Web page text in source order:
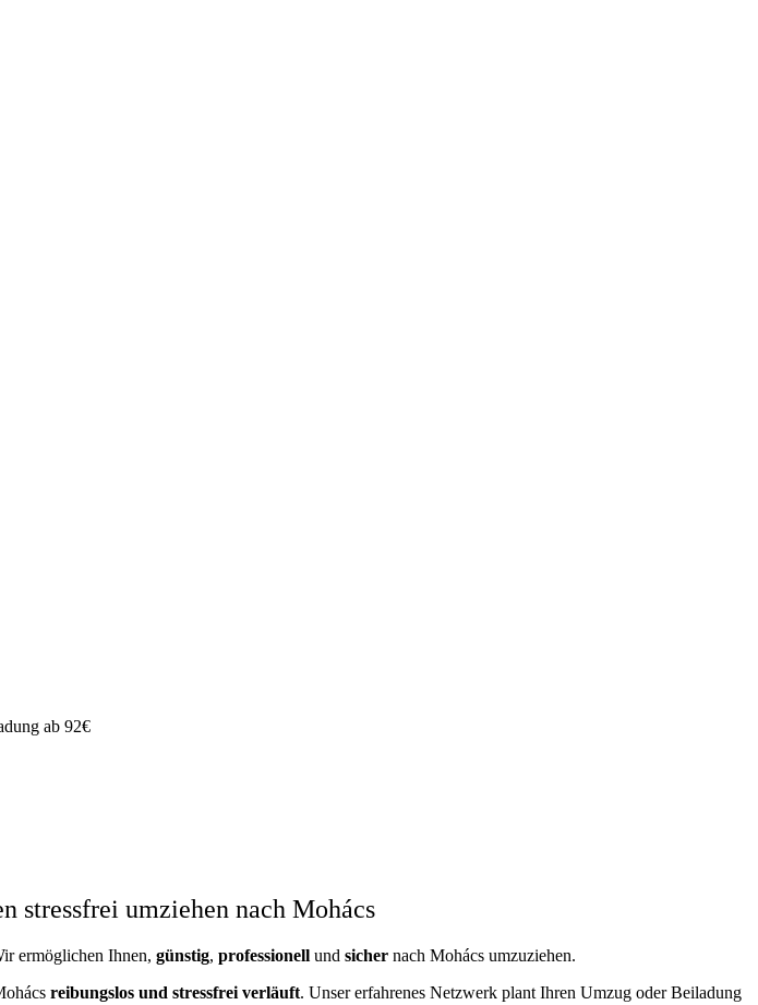
ab 92€
stressfrei umziehen nach Mohács
ermöglichen Ihnen, günstig, professionellund sichernach Mohács umzuziehen.
reibungslos und stressfrei verläuft. Unser erfahrenes Netzwerk plant Ihren Umzug oder Beiladung